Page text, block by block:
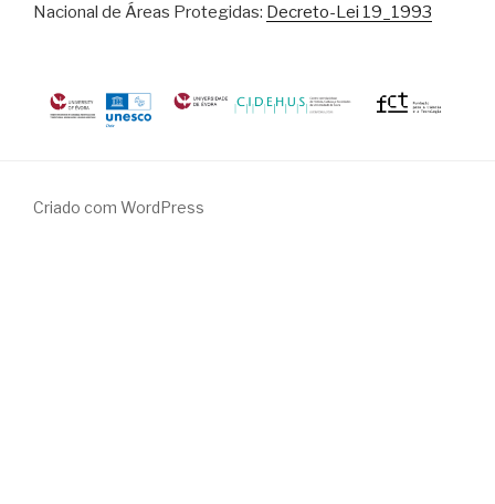
Nacional de Áreas Protegidas: Decreto-Lei 19_1993
Criado com WordPress